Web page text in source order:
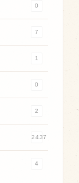
0
7
1
0
2
2437
4